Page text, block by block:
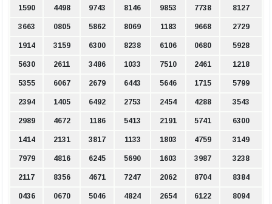
1590 4498 9743 8146 9853 7738 8127
3663 0805 5862 8069 1183 9668 2729
1914 3159 6300 8238 6106 0680 5928
5630 2611 3486 1033 7510 2461 1218
5355 6067 2679 6443 5646 1715 5799
2394 1405 6492 2753 2454 4288 3543
2989 4672 1186 5413 2191 5741 6300
1414 2131 3817 1133 1803 4759 3149
7979 4816 6245 5690 1603 3987 3238
2117 8356 4671 7247 2062 8704 8384
0436 0670 5046 4824 2654 6122 8094